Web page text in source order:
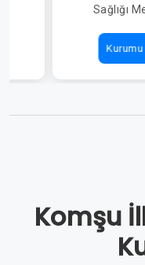
Sağlığı
Komşu